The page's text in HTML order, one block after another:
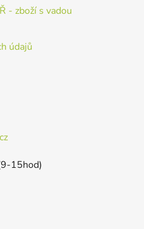
- zboží s vadou
údajů
15hod)